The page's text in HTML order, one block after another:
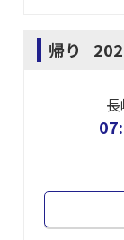
帰り